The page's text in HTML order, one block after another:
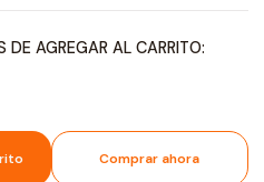
DE AGREGAR AL CARRITO:
Comprar ahora